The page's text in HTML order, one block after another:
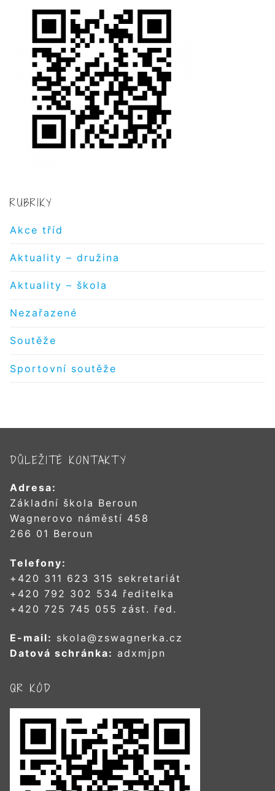
RUBRIKY
Akce tříd
Aktuality – družina
Aktuality – škola
Nezařazené
Soutěže
Sportovní soutěže
DŮLEŽITÉ KONTAKTY
Adresa:
Základní škola Beroun
Wagnerovo náměstí 458
266 01 Beroun
Telefony:
+420 311 623 315 sekretariát
+420 792 302 534 ředitelka
+420 725 745 055 zást. řed.
E-mail: skola@zswagnerka.cz
Datová schránka: adxmjpn
QR KÓD